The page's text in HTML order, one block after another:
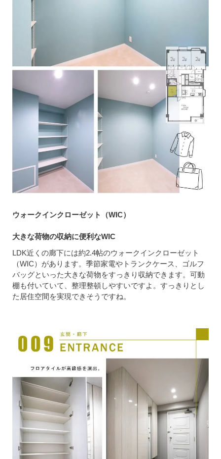
ウォークインクローゼット（WIC）
大きな荷物の収納に便利なWIC
LDK近くの廊下には約2.4帖のウォークインクローゼット
（WIC）があります。季節家電やトランクケース、ゴルフ
バッグといった大きな荷物をすっきり収納できます。可動
棚も付いていて、整理整頓しやすいですよ。すっきりとし
た居住空間を実現できそうですね。